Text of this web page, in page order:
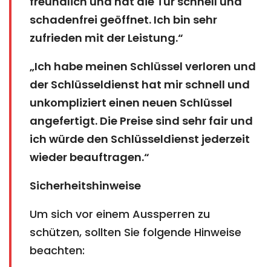
schadenfrei geöffnet. Ich bin sehr
zufrieden mit der Leistung.“
„Ich habe meinen Schlüssel verloren und
der Schlüsseldienst hat mir schnell und
unkompliziert einen neuen Schlüssel
angefertigt. Die Preise sind sehr fair und
ich würde den Schlüsseldienst jederzeit
wieder beauftragen.“
Sicherheitshinweise
Um sich vor einem Aussperren zu
schützen, sollten Sie folgende Hinweise
beachten: